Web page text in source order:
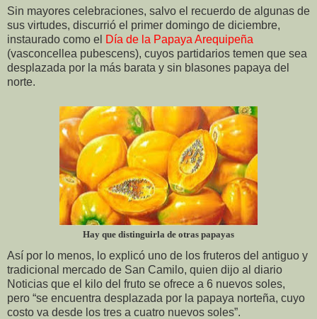
Sin mayores celebraciones, salvo el recuerdo de algunas de
sus virtudes, discurrió el primer domingo de diciembre,
instaurado como el Día de la Papaya Arequipeña
(vasconcellea pubescens), cuyos partidarios temen que sea
desplazada por la más barata y sin blasones papaya del
norte.
Hay que distinguirla de otras papayas
Así por lo menos, lo explicó uno de los fruteros del antiguo y
tradicional mercado de San Camilo, quien dijo al diario
Noticias que el kilo del fruto se ofrece a 6 nuevos soles,
pero “se encuentra desplazada por la papaya norteña, cuyo
costo va desde los tres a cuatro nuevos soles”.